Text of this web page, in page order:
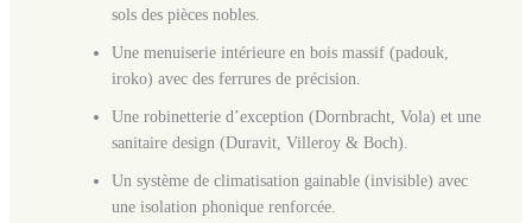
sols des pièces nobles.
Une menuiserie intérieure en bois massif (padouk,
iroko) avec des ferrures de précision.
Une robinetterie d’exception (Dornbracht, Vola) et une
sanitaire design (Duravit, Villeroy & Boch).
Un système de climatisation gainable (invisible) avec
une isolation phonique renforcée.